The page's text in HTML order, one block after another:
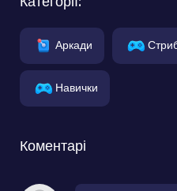
Аркади
Навички
Коментарі